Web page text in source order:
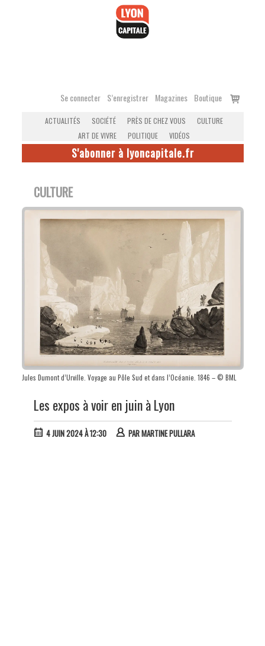
Se connecter S’enregistrer Magazines Boutique
Voir
ACTUALITÉS SOCIÉTÉ PRÈS DE CHEZ VOUS
CULTURE
ART DE VIVRE
POLITIQUE VIDÉOS
S'abonner à lyoncapitale.fr
CULTURE
Jules Dumont d’Urville. Voyage au Pôle Sud et dans l’Océanie. 1846 – © BML
Les expos à voir en juin à Lyon
4 JUIN 2024 À 12:30 PARMARTINE PULLARA